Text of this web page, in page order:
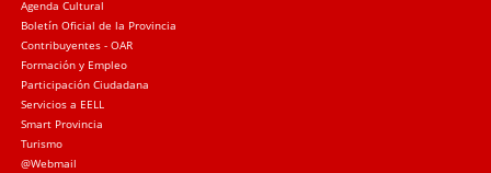
Agenda Cultural
Boletín Oficial de la Provincia
Contribuyentes - OAR
Formación y Empleo
Participación Ciudadana
Servicios a EELL
Smart Provincia
Turismo
@Webmail